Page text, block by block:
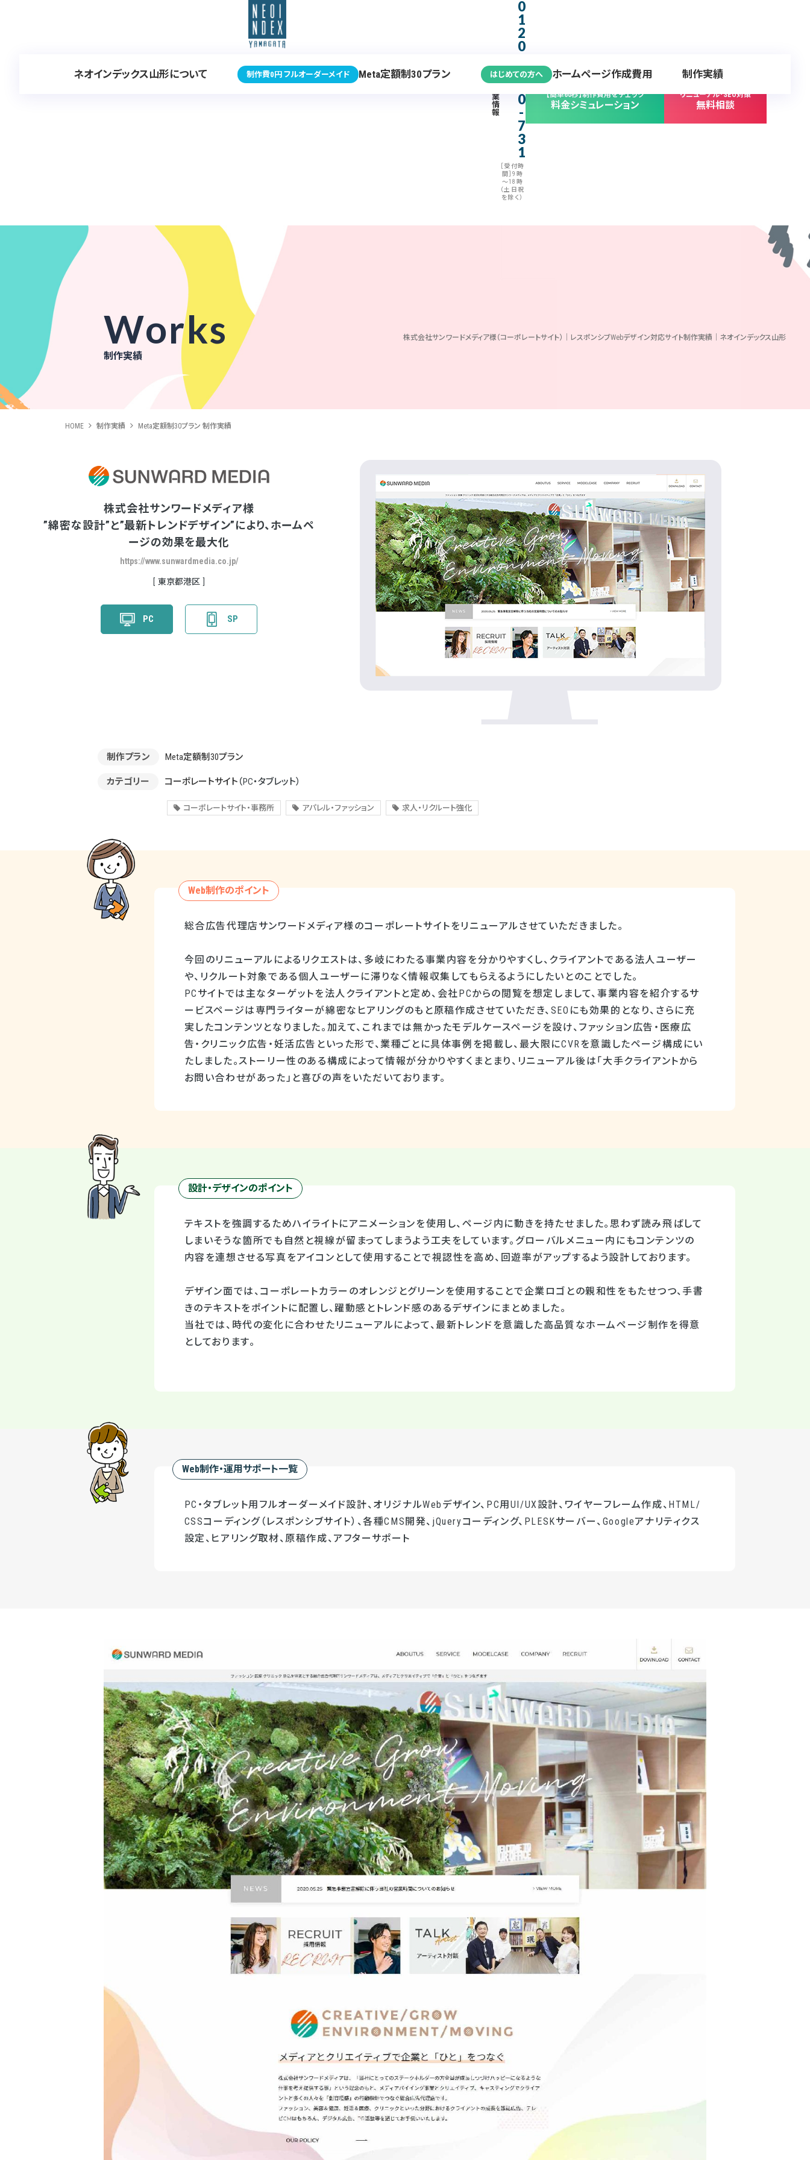
業
情
報
0
1
2
0
3
7
0
-
7
3
1
［受付時
間］9時
～18時
（土日祝
を除く）
【簡単60秒】制作費用をチェック
料金シミュレーション
リニューアル･SEO対策
無料相談
ネオインデックス山形について 制作費0円 フルオーダーメイド Meta定額制30プラン はじめての方へ ホームページ作成費用 制作実績
株式会社サンワードメディア様（コーポレートサイト）｜レスポンシブWebデザイン対応サイト制作実績｜ネオインデックス山形
Works
制作実績
HOME 制作実績 Meta定額制30プラン 制作実績
株式会社サンワードメディア様
”綿密な設計”と”最新トレンドデザイン”により、ホームペ
ージの効果を最大化
https://www.sunwardmedia.co.jp/
東京都港区
PC SP
制作プラン Meta定額制30プラン
カテゴリー コーポレートサイト （PC・タブレット）
コーポレートサイト・事務所 アパレル・ファッション 求人・リクルート強化
Web制作のポイント
総合広告代理店サンワードメディア様のコーポレートサイトをリニューアルさせていただきました。
今回のリニューアルによるリクエストは、多岐にわたる事業内容を分かりやすくし、クライアントである法人ユーザー
や、リクルート対象である個人ユーザーに滞りなく情報収集してもらえるようにしたいとのことでした。
PCサイトでは主なターゲットを法人クライアントと定め、会社PCからの閲覧を想定しまして、事業内容を紹介するサ
ービスページは専門ライターが綿密なヒアリングのもと原稿作成させていただき、SEOにも効果的となり、さらに充
実したコンテンツとなりました。加えて、これまでは無かったモデルケースページを設け、ファッション広告・医療広
告・クリニック広告・妊活広告といった形で、業種ごとに具体事例を掲載し、最大限にCVRを意識したページ構成にい
たしました。ストーリー性のある構成によって情報が分かりやすくまとまり、リニューアル後は「大手クライアントから
お問い合わせがあった」と喜びの声をいただいております。
設計・デザインのポイント
テキストを強調するためハイライトにアニメーションを使用し、ページ内に動きを持たせました。思わず読み飛ばして
しまいそうな箇所でも自然と視線が留まってしまうよう工夫をしています。グローバルメニュー内にもコンテンツの
内容を連想させる写真をアイコンとして使用することで視認性を高め、回遊率がアップするよう設計しております。
デザイン面では、コーポレートカラーのオレンジとグリーンを使用することで企業ロゴとの親和性をもたせつつ、手書
きのテキストをポイントに配置し、躍動感とトレンド感のあるデザインにまとめました。
当社では、時代の変化に合わせたリニューアルによって、最新トレンドを意識した高品質なホームページ制作を得意
としております。
Web制作・運用サポート一覧
PC・タブレット用フルオーダーメイド設計、オリジナルWebデザイン、PC用UI/UX設計、ワイヤーフレーム作成、HTML/
CSSコーディング（レスポンシブサイト）、各種CMS開発、jQueryコーディング、PLESKサーバー、Googleアナリティクス
設定、ヒアリング取材、原稿作成、アフターサポート